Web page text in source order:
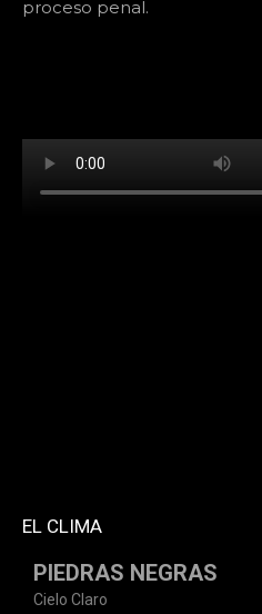
proceso penal.
EL CLIMA
PIEDRAS NEGRAS
Cielo Claro